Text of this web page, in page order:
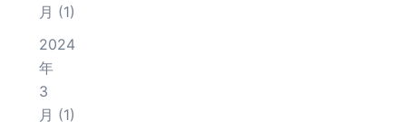
月 (1)
2024
年
3
月 (1)